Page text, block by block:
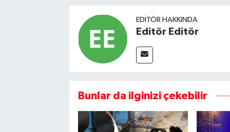
EDITÖR HAKKINDA
Editör Editör
Bunlar da ilginizi çekebilir